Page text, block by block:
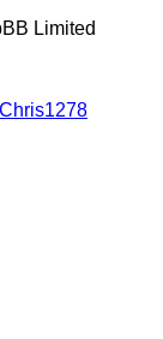
Limited
Chris1278